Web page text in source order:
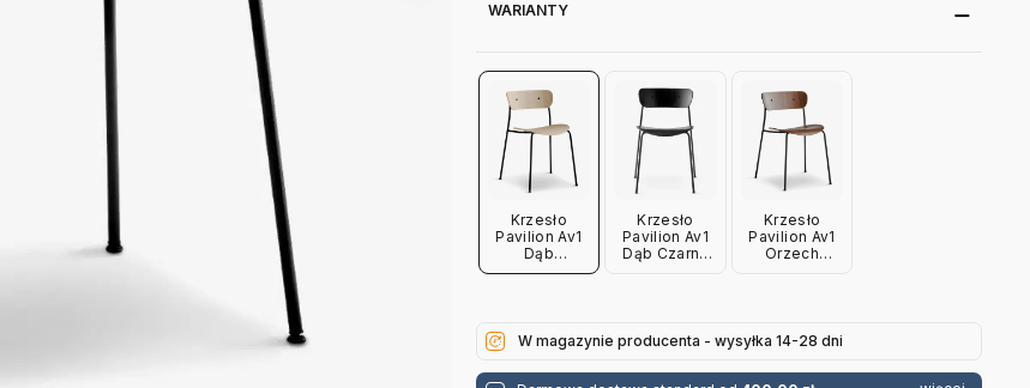
WARIANTY
Krzesło
Pavilion Av1
Dąb
Lakierowany
Krzesło
Pavilion Av1
Dąb Czarny
Krzesło
Pavilion Av1
Orzech
W magazynie producenta - wysyłka 14-28 dni